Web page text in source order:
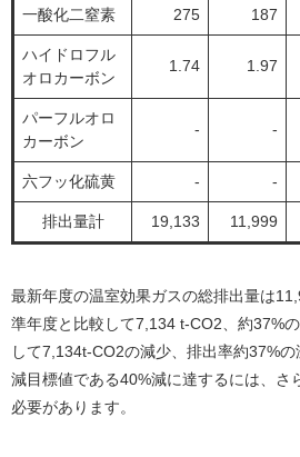
一酸化二窒素 275 187
ハイドロフル
オロカーボン
1.74 1.97
パーフルオロ
カーボン
- -
六フッ化硫黄 - -
排出量計 19,133 11,999
最新年度の温室効果ガスの総排出量は
準年度と比較して7,134 t-CO2、約37%
して7,134t-CO2の減少、排出率約37%
減目標値である40%減に達するには、さ
必要があります。